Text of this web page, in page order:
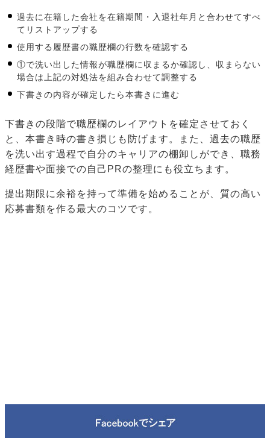
過去に在籍した会社を在籍期間・入退社年月と合わせてすべ
てリストアップする
使用する履歴書の職歴欄の行数を確認する
①で洗い出した情報が職歴欄に収まるか確認し、収まらない
場合は上記の対処法を組み合わせて調整する
下書きの内容が確定したら本書きに進む
下書きの段階で職歴欄のレイアウトを確定させておく
と、本書き時の書き損じも防げます。また、過去の職歴
を洗い出す過程で自分のキャリアの棚卸しができ、職務
経歴書や面接での自己PRの整理にも役立ちます。
提出期限に余裕を持って準備を始めることが、質の高い
応募書類を作る最大のコツです。